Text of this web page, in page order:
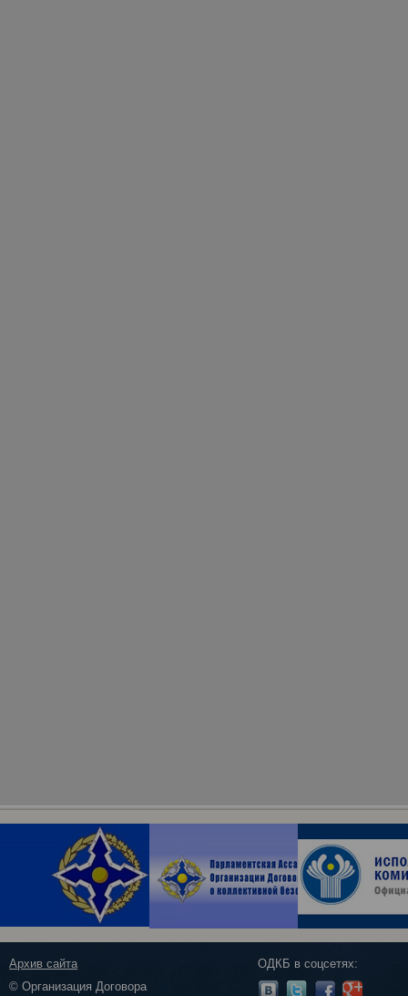
Архив сайта
© Организация Договора
ОДКБ в соцсетях: